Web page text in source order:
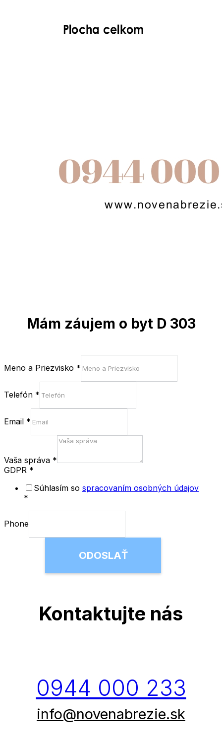
Mám záujem o byt D 303
Meno a Priezvisko *
Telefón *
Email *
Vaša správa *
GDPR *
Súhlasím so spracovaním osobných údajov
*
Phone
ODOSLAŤ
Kontaktujte nás
0944 000 233
info@novenabrezie.sk